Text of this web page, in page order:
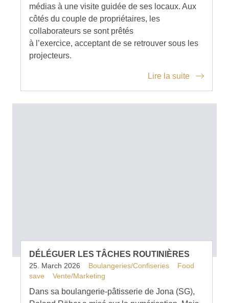
médias à une visite guidée de ses locaux. Aux
côtés du couple de propriétaires, les
collaborateurs se sont prêtés
à l’exercice, acceptant de se retrouver sous les
projecteurs.
Lire la suite
DÉLÉGUER LES TÂCHES ROUTINIÈRES
25. March 2026 Boulangeries/Confiseries
Food
save
Vente/Marketing
Dans sa boulangerie-pâtisserie de Jona (SG),